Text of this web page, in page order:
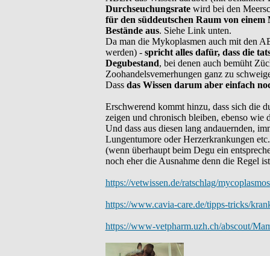
Durchseuchungsrate wird bei den
für den süddeutschen Raum von
Bestände aus. Siehe Link unten.
Da man die Mykoplasmen auch mit den
werden) -spricht alles dafür, dass die
Degubestand, bei denen auch bemüht
Zoohandelsvemerhungen ganz zu
Dass das Wissen darum aber einfach
Erschwerend kommt hinzu, dass sich die
zeigen und chronisch bleiben, ebenso wie
Und dass aus diesen lang andauernden,
Lungentumore oder Herzerkrankungen
(wenn überhaupt beim Degu ein
noch eher die Ausnahme denn die Regel
https://vetwissen.de/ratschlag/
https://www.cavia-care.de/tipps-tricks/
https://www-vetpharm.uzh.ch/abscout/